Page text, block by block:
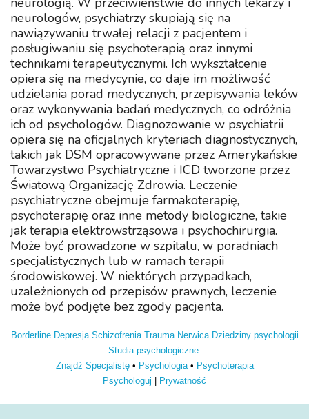
neurologów, psychiatrzy skupiają się na
nawiązywaniu trwałej relacji z pacjentem i
posługiwaniu się psychoterapią oraz innymi
technikami terapeutycznymi. Ich wykształcenie
opiera się na medycynie, co daje im możliwość
udzielania porad medycznych, przepisywania leków
oraz wykonywania badań medycznych, co odróżnia
ich od psychologów. Diagnozowanie w psychiatrii
opiera się na oficjalnych kryteriach diagnostycznych,
takich jak DSM opracowywane przez Amerykańskie
Towarzystwo Psychiatryczne i ICD tworzone przez
Światową Organizację Zdrowia. Leczenie
psychiatryczne obejmuje farmakoterapię,
psychoterapię oraz inne metody biologiczne, takie
jak terapia elektrowstrząsowa i psychochirurgia.
Może być prowadzone w szpitalu, w poradniach
specjalistycznych lub w ramach terapii
środowiskowej. W niektórych przypadkach,
uzależnionych od przepisów prawnych, leczenie
może być podjęte bez zgody pacjenta.
Borderline Depresja Schizofrenia Trauma Nerwica Dziedziny psychologii
Studia psychologiczne
Znajdź Specjalistę• Psychologia• Psychoterapia
Psychologuj
Prywatność